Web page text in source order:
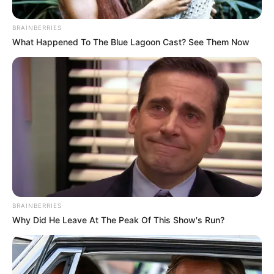
Alerta Tolima
Las autoridades ofrecieron recompensa para quien brinde
información de los agresores.
Por: Yeison Andrés López Castañeda
Enero 9, 2023
BRAINBERRIES
What Happened To The Blue Lagoon Cast? See Them Now
BRAINBERRIES
Why Did He Leave At The Peak Of This Show's Run?